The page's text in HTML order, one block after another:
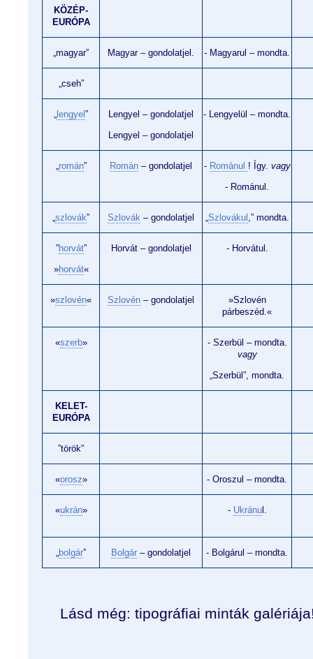
KÖZÉP-
EURÓPA
„magyar” Magyar – gondolatjel. - Magyarul – mondta.
„cseh”
„ lengyel ”
Lengyel – gondolatjel
Lengyel – gondolatjel
- Lengyelül – mondta.
„román” Román – gondolatjel - Románul ! Így. vagy
- Románul.
„szlovák” Szlovák – gondolatjel „Szlovákul ,” mondta.
”horvát”
»horvát«
Horvát – gondolatjel - Horvátul.
»szlovén« Szlovén – gondolatjel
»Szlovén
párbeszéd.«
«szerb»
- Szerbül – mondta.
vagy
„Szerbül”, mondta.
KELET-
EURÓPA
”török”
«orosz» - Oroszul – mondta.
«ukrán» - Ukránul.
„bolgár” Bolgár – gondolatjel - Bolgárul – mondta.
Lásd még: tipográfiai minták